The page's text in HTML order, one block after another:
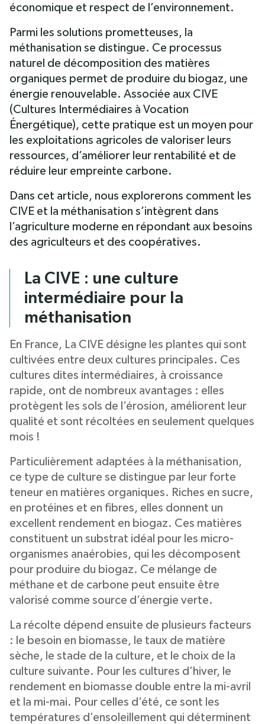
économique et respect de l’environnement.
Parmi les solutions prometteuses, la
méthanisation se distingue. Ce processus
naturel de décomposition des matières
organiques permet de produire du biogaz, une
énergie renouvelable. Associée aux CIVE
(Cultures Intermédiaires à Vocation
Énergétique), cette pratique est un moyen pour
les exploitations agricoles de valoriser leurs
ressources, d’améliorer leur rentabilité et de
réduire leur empreinte carbone.
Dans cet article, nous explorerons comment les
CIVE et la méthanisation s’intègrent dans
l’agriculture moderne en répondant aux besoins
des agriculteurs et des coopératives.
La CIVE : une culture
intermédiaire pour la
méthanisation
En France, La CIVE désigne les plantes qui sont
cultivées entre deux cultures principales. Ces
cultures dites intermédiaires, à croissance
rapide, ont de nombreux avantages : elles
protègent les sols de l’érosion, améliorent leur
qualité et sont récoltées en seulement quelques
mois !
Particulièrement adaptées à la méthanisation,
ce type de culture se distingue par leur forte
teneur en matières organiques. Riches en sucre,
en protéines et en fibres, elles donnent un
excellent rendement en biogaz. Ces matières
constituent un substrat idéal pour les micro-
organismes anaérobies, qui les décomposent
pour produire du biogaz. Ce mélange de
méthane et de carbone peut ensuite être
valorisé comme source d’énergie verte.
La récolte dépend ensuite de plusieurs facteurs
: le besoin en biomasse, le taux de matière
sèche, le stade de la culture, et le choix de la
culture suivante. Pour les cultures d’hiver, le
rendement en biomasse double entre la mi-avril
et la mi-mai. Pour celles d’été, ce sont les
températures d’ensoleillement qui déterminent